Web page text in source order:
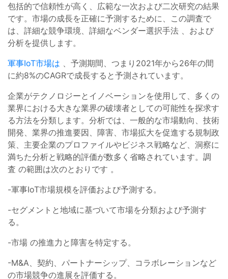
包括的で信頼性が高く、広範な一次および二次研究の結果
です。市場の成長を正確に予測するために、この調査で
は、詳細な競争環境、詳細なベンダー選択手法 、および
分析を提供します。
軍事IoT市場は 、予測期間、つまり2021年から26年の間
に約8%のCAGRで成長すると予測されています。
企業がテクノロジーとイノベーションを使用して、多くの
業界における大きな業界の破壊者としての可能性を探求す
る方法を分類します。分析では、一般的な市場動向、技術
開発、業界の推進要因、障害、市場拡大を促進する規制政
策、主要企業のプロファイルやビジネス戦略など、洞察に
満ちた分析と戦略的評価が数多く省略されています。調
査 の範囲は次のとおりです 。
-軍事IoT市場規模を評価および予測する。
-セグメントと地域に基づいて市場を分類および予測す
る。
-市場 の推進力と障害を特定する。
-M&A、契約、パートナーシップ、コラボレーションなど
の市場競争の進展を評価する。